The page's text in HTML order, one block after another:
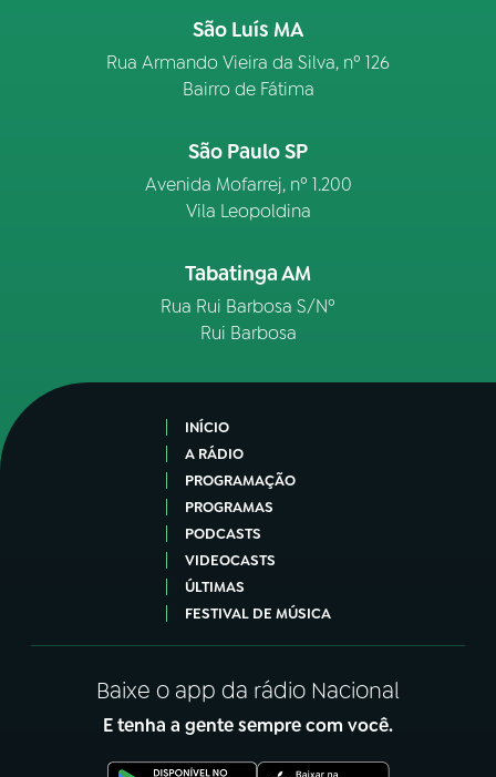
São Luís MA
Rua Armando Vieira da Silva, nº 126
Bairro de Fátima
São Paulo SP
Avenida Mofarrej, nº 1.200
Vila Leopoldina
Tabatinga AM
Rua Rui Barbosa S/Nº
Rui Barbosa
INÍCIO
A RÁDIO
PROGRAMAÇÃO
PROGRAMAS
PODCASTS
VIDEOCASTS
ÚLTIMAS
FESTIVAL DE MÚSICA
Baixe o app da rádio Nacional
E tenha a gente sempre com você.